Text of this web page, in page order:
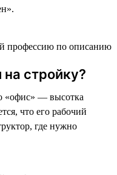
стройку?
«офис» — высотка
что его рабочий
где нужно